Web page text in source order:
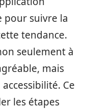
pour suivre la
tendance.
seulement à
mais
Ce
les étapes